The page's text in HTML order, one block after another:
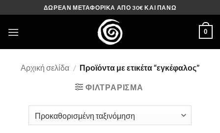
στο
περιεχόμενο
ΔΩΡΕΑΝ ΜΕΤΑΦΟΡΙΚΑ ΑΠΟ 30€ ΚΑΙ ΠΑΝΩ
0
Αρχική σελίδα / Προϊόντα με ετικέτα “εγκέφαλος”
ΦΙΛΤΡΆΡΙΣΜΑ